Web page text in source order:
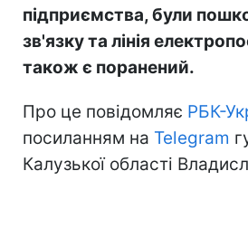
підприємства, були
зв'язку та лінія
також є поранений.
Про це повідомляє РБК-
посиланням на Telegram
Калузької області